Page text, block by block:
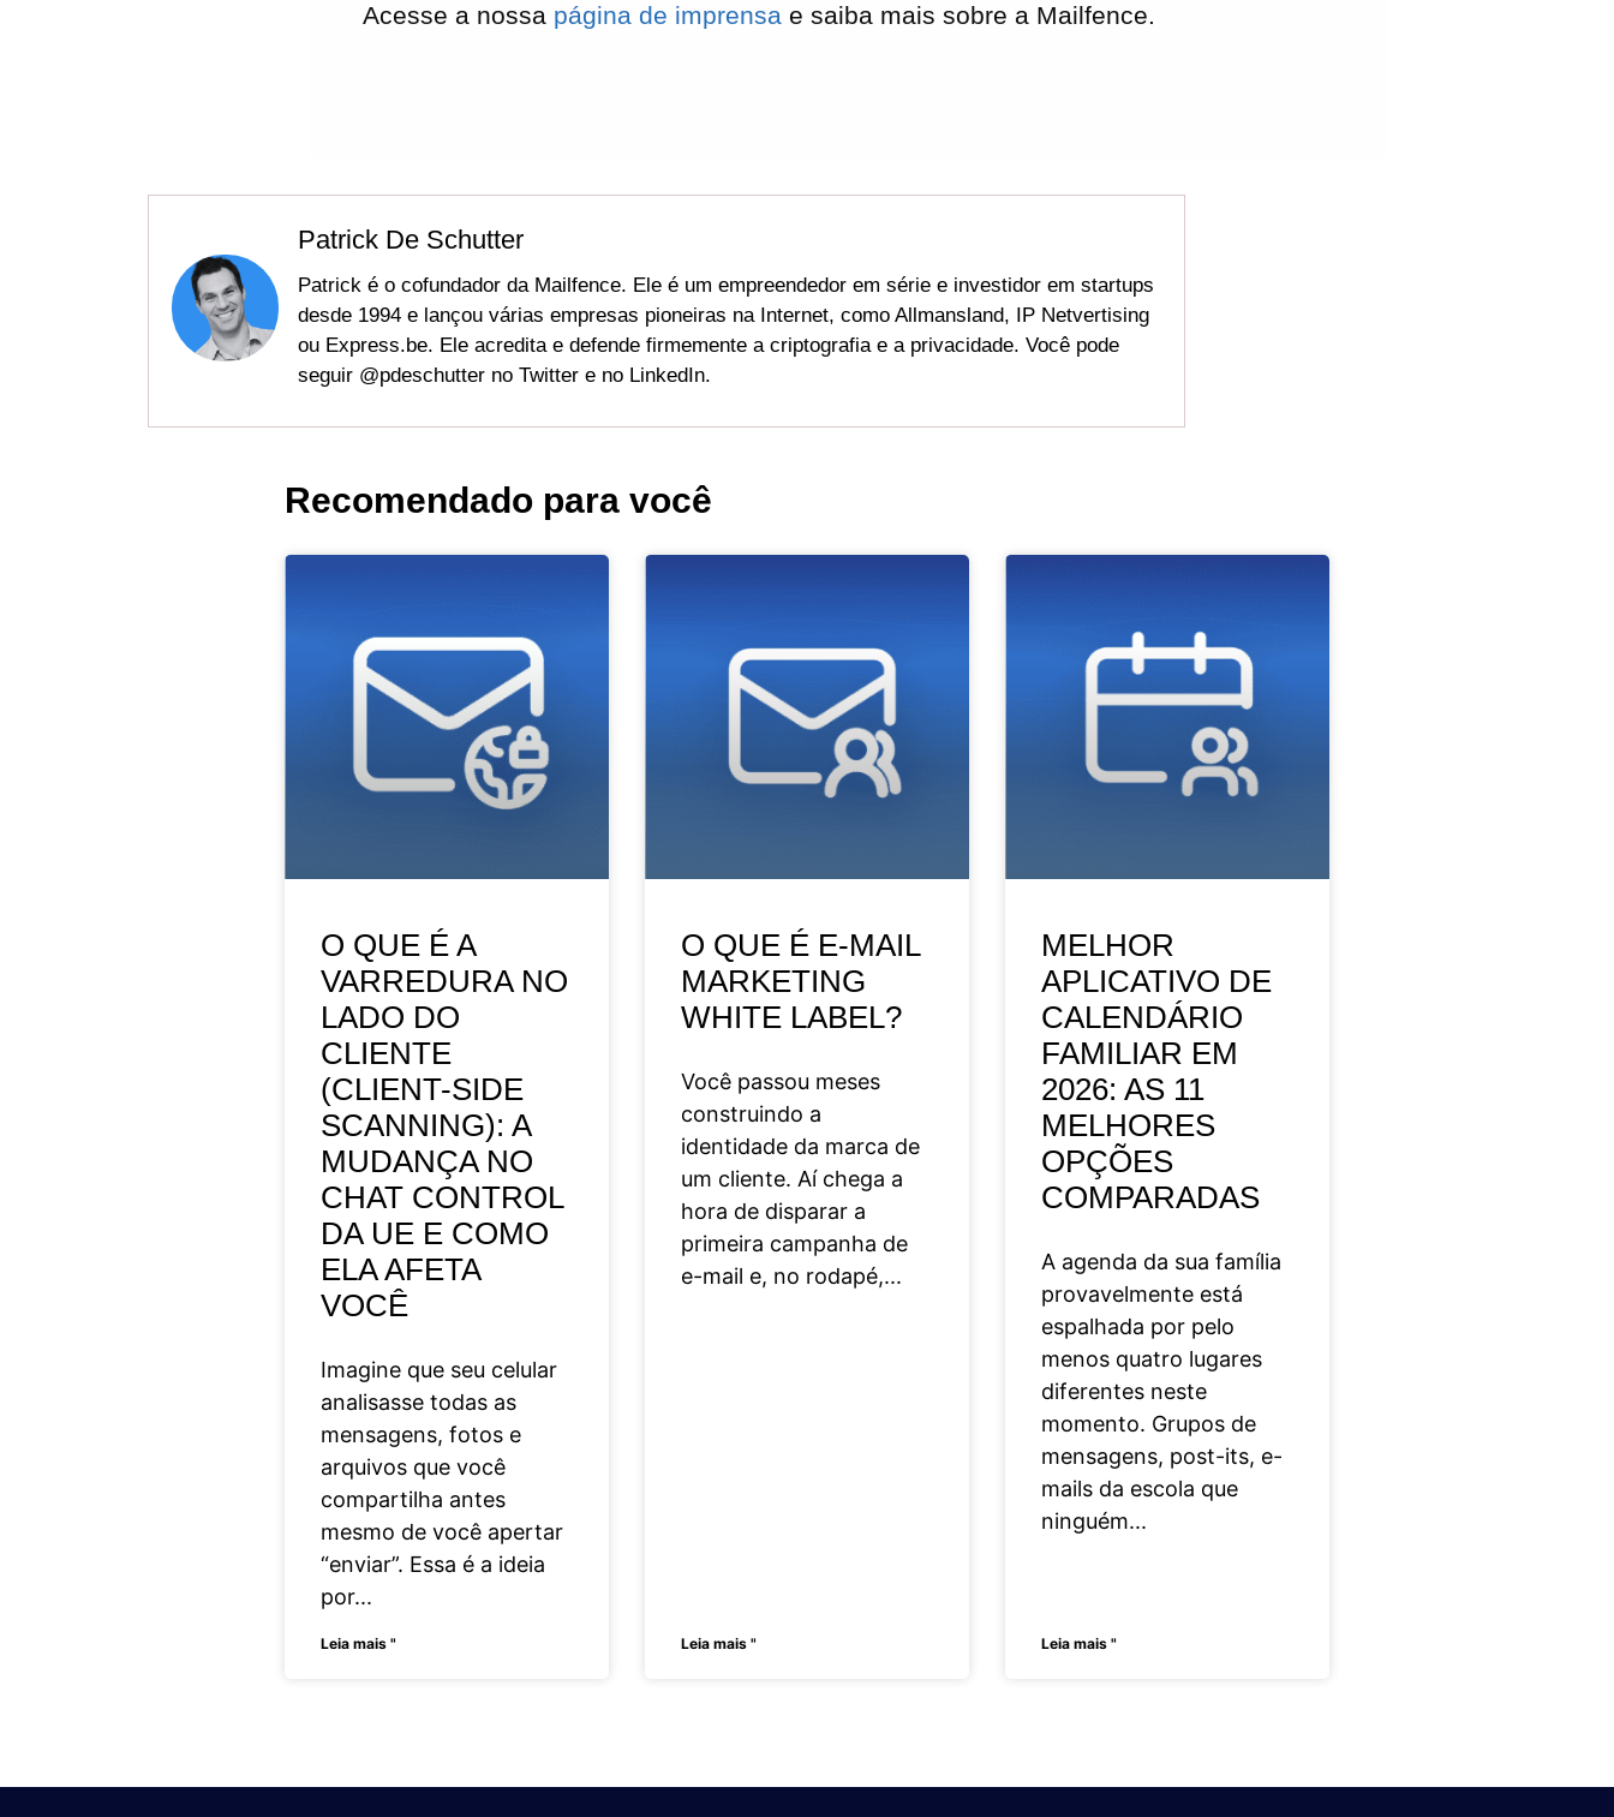
Acesse a nossa página de imprensa e saiba mais sobre a Mailfence.
Patrick De Schutter
Patrick é o cofundador da Mailfence. Ele é um empreendedor em série e investidor em startups
desde 1994 e lançou várias empresas pioneiras na Internet, como Allmansland, IP Netvertising
ou Express.be. Ele acredita e defende firmemente a criptografia e a privacidade. Você pode
seguir @pdeschutter no Twitter e no LinkedIn.
Recomendado para você
O QUE É A
VARREDURA NO
LADO DO
CLIENTE
(CLIENT-SIDE
SCANNING): A
MUDANÇA NO
CHAT CONTROL
DA UE E COMO
ELA AFETA
VOCÊ
Imagine que seu celular
analisasse todas as
mensagens, fotos e
arquivos que você
compartilha antes
mesmo de você apertar
“enviar”. Essa é a ideia
por
Leia mais "
O QUE É E-MAIL
MARKETING
WHITE LABEL?
Você passou meses
construindo a
identidade da marca de
um cliente. Aí chega a
hora de disparar a
primeira campanha de
e-mail e, no rodapé,
Leia mais "
MELHOR
APLICATIVO DE
CALENDÁRIO
FAMILIAR EM
2026: AS 11
MELHORES
OPÇÕES
COMPARADAS
A agenda da sua família
provavelmente está
espalhada por pelo
menos quatro lugares
diferentes neste
momento. Grupos de
mensagens, post-its, e-
mails da escola que
ninguém
Leia mais "